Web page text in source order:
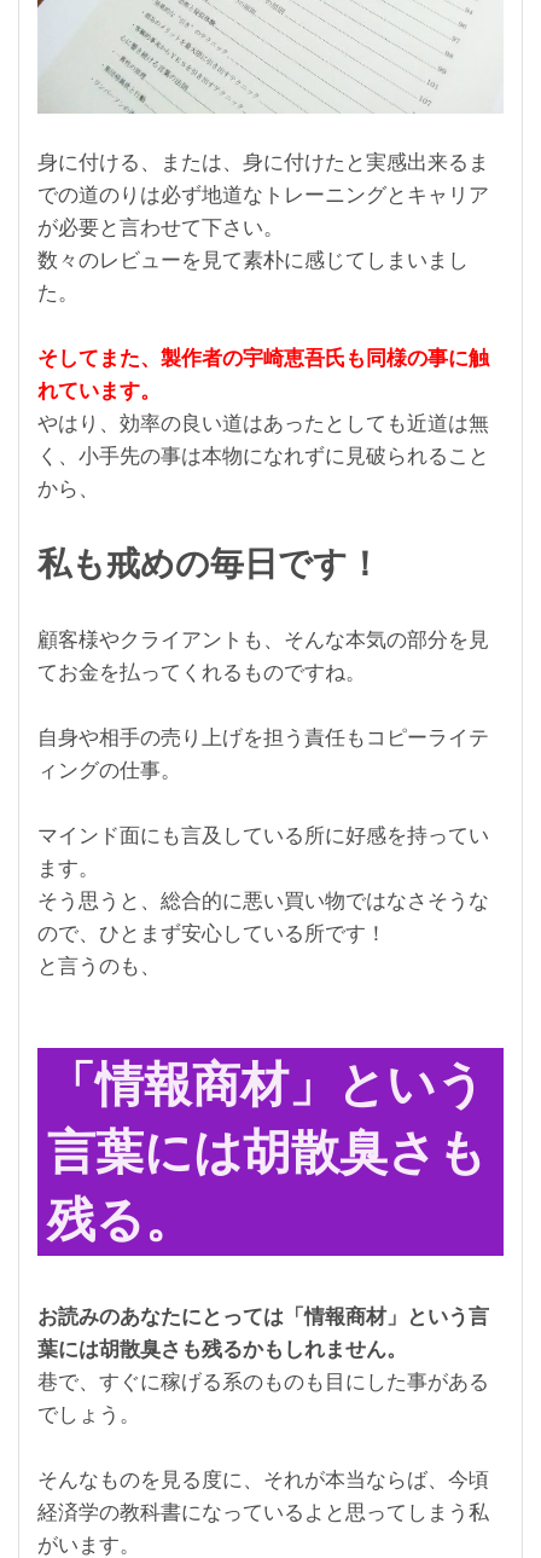
身に付ける、または、身に付けたと実感出来るま
での道のりは必ず地道なトレーニングとキャリア
が必要と言わせて下さい。
数々のレビューを見て素朴に感じてしまいまし
た。
そしてまた、製作者の宇崎恵吾氏も同様の事に触
れています。
やはり、効率の良い道はあったとしても近道は無
く、小手先の事は本物になれずに見破られること
から、
私も戒めの毎日です！
顧客様やクライアントも、そんな本気の部分を見
てお金を払ってくれるものですね。
自身や相手の売り上げを担う責任もコピーライテ
ィングの仕事。
マインド面にも言及している所に好感を持ってい
ます。
そう思うと、総合的に悪い買い物ではなさそうな
ので、ひとまず安心している所です！
と言うのも、
「情報商材」という
言葉には胡散臭さも
残る。
お読みのあなたにとっては「情報商材」という言
葉には胡散臭さも残るかもしれません。
巷で、すぐに稼げる系のものも目にした事がある
でしょう。
そんなものを見る度に、それが本当ならば、今頃
経済学の教科書になっているよと思ってしまう私
がいます。